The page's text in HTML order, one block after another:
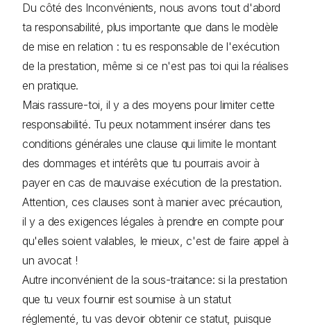
Du côté des Inconvénients, nous avons tout d'abord
ta responsabilité, plus importante que dans le modèle
de mise en relation : tu es responsable de l'exécution
de la prestation, même si ce n'est pas toi qui la réalises
en pratique.
Mais rassure-toi, il y a des moyens pour limiter cette
responsabilité. Tu peux notamment insérer dans tes
conditions générales une clause qui limite le montant
des dommages et intérêts que tu pourrais avoir à
payer en cas de mauvaise exécution de la prestation.
Attention, ces clauses sont à manier avec précaution,
il y a des exigences légales à prendre en compte pour
qu'elles soient valables, le mieux, c'est de faire appel à
un avocat !
Autre inconvénient de la sous-traitance: si la prestation
que tu veux fournir est soumise à un statut
réglementé, tu vas devoir obtenir ce statut, puisque